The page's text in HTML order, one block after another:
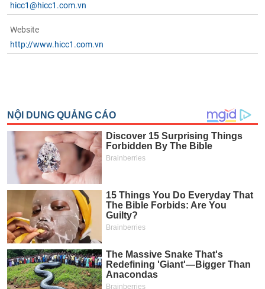
hicc1@hicc1.com.vn
Website
http://www.hicc1.com.vn
Truyền
thông
tài
chính
Dữ
liệu
tài
chính